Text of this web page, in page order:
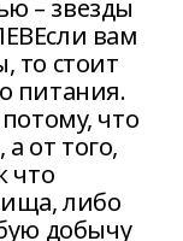
– звезды
вам
то стоит
питания.
что
от того,
что
либо
добычу